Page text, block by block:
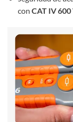
con CAT IV 600